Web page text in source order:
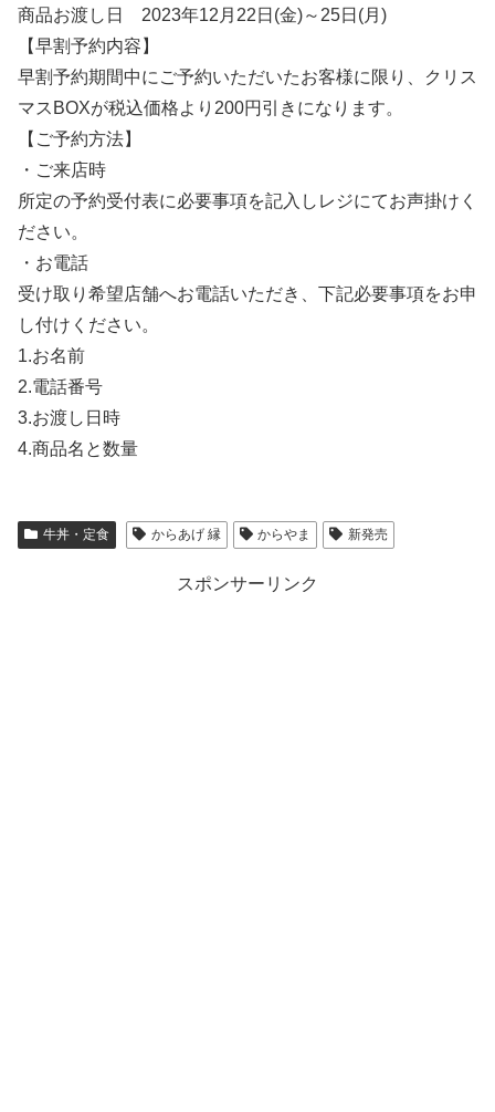
商品お渡し日 2023年12月22日(金)～25日(月)
【早割予約内容】
早割予約期間中にご予約いただいたお客様に限り、クリス
マスBOXが税込価格より200円引きになります。
【ご予約方法】
・ご来店時
所定の予約受付表に必要事項を記入しレジにてお声掛けく
ださい。
・お電話
受け取り希望店舗へお電話いただき、下記必要事項をお申
し付けください。
1.お名前
2.電話番号
3.お渡し日時
4.商品名と数量
牛丼・定食 からあげ 縁 からやま 新発売
スポンサーリンク